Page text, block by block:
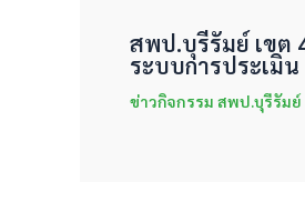
สพป.บุรีรัมย์ เขต
ระบบการประเมิน
ข่าวกิจกรรม สพป.บุรีรัมย์